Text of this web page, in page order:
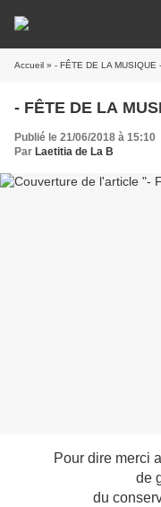
Accueil » - FÊTE DE LA MUSIQUE -
- FÊTE DE LA
Publié le 21/06/2018 à 15:10
Par Laetitia de La B
Pour dire merci
de
du